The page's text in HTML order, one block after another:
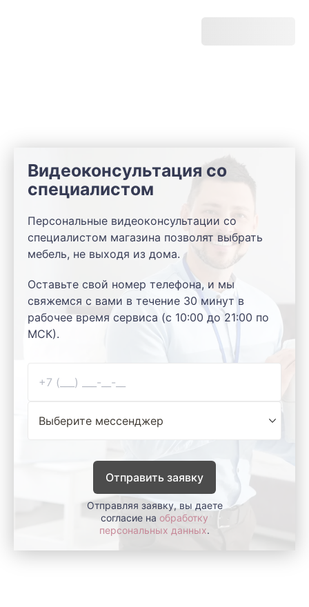
Видеоконсультация со
специалистом
Персональные видеоконсультации со
специалистом магазина позволят выбрать
мебель, не выходя из дома.
Оставьте свой номер телефона, и мы
свяжемся с вами в течение 30 минут в
рабочее время сервиса (с 10:00 до 21:00 по
МСК).
Отправить заявку
Отправляя заявку, вы даете
согласие на обработку
персональных данных.